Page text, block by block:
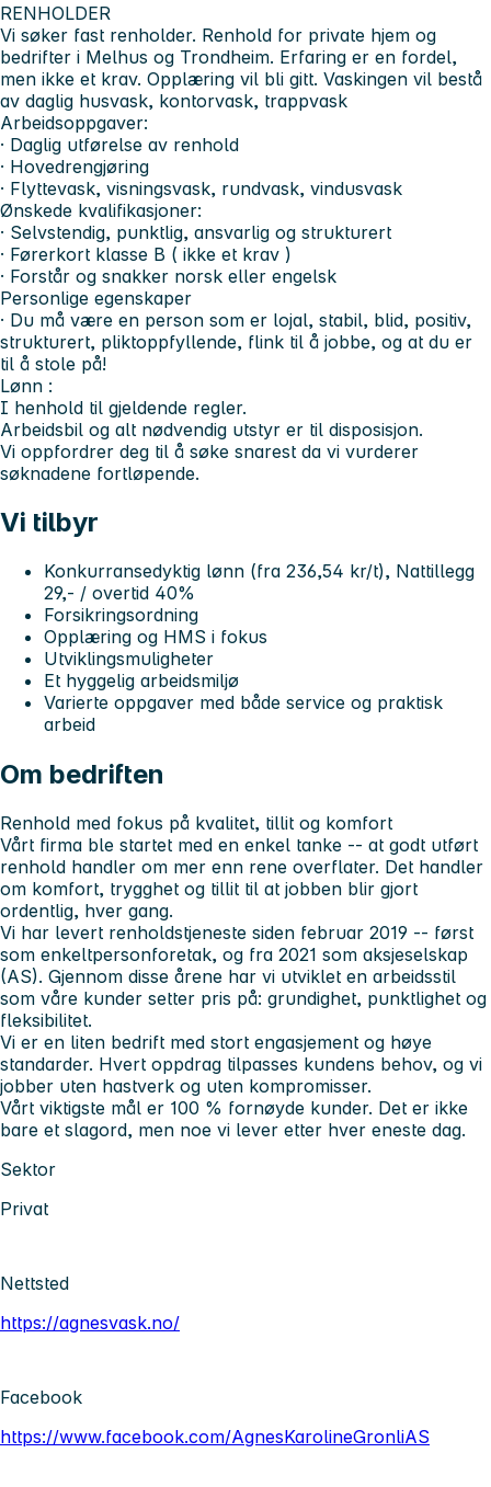
RENHOLDER
Vi søker fast renholder. Renhold for private hjem og
bedrifter i Melhus og Trondheim. Erfaring er en fordel,
men ikke et krav. Opplæring vil bli gitt. Vaskingen vil bestå
av daglig husvask, kontorvask, trappvask
Arbeidsoppgaver:
· Daglig utførelse av renhold
· Hovedrengjøring
· Flyttevask, visningsvask, rundvask, vindusvask
Ønskede kvalifikasjoner:
· Selvstendig, punktlig, ansvarlig og strukturert
· Førerkort klasse B ( ikke et krav )
· Forstår og snakker norsk eller engelsk
Personlige egenskaper
· Du må være en person som er lojal, stabil, blid, positiv,
strukturert, pliktoppfyllende, flink til å jobbe, og at du er
til å stole på!
Lønn :
I henhold til gjeldende regler.
Arbeidsbil og alt nødvendig utstyr er til disposisjon.
Vi oppfordrer deg til å søke snarest da vi vurderer
søknadene fortløpende.
Vi tilbyr
Konkurransedyktig lønn (fra 236,54 kr/t), Nattillegg
29,- / overtid 40%
Forsikringsordning
Opplæring og HMS i fokus
Utviklingsmuligheter
Et hyggelig arbeidsmiljø
Varierte oppgaver med både service og praktisk
arbeid
Om bedriften
Renhold med fokus på kvalitet, tillit og komfort
Vårt firma ble startet med en enkel tanke -- at godt utført
renhold handler om mer enn rene overflater. Det handler
om komfort, trygghet og tillit til at jobben blir gjort
ordentlig, hver gang.
Vi har levert renholdstjeneste siden februar 2019 -- først
som enkeltpersonforetak, og fra 2021 som aksjeselskap
(AS). Gjennom disse årene har vi utviklet en arbeidsstil
som våre kunder setter pris på: grundighet, punktlighet og
fleksibilitet.
Vi er en liten bedrift med stort engasjement og høye
standarder. Hvert oppdrag tilpasses kundens behov, og vi
jobber uten hastverk og uten kompromisser.
Vårt viktigste mål er 100 % fornøyde kunder. Det er ikke
bare et slagord, men noe vi lever etter hver eneste dag.
Sektor
Privat
Nettsted
https://agnesvask.no/
Facebook
https://www.facebook.com/AgnesKarolineGronliAS